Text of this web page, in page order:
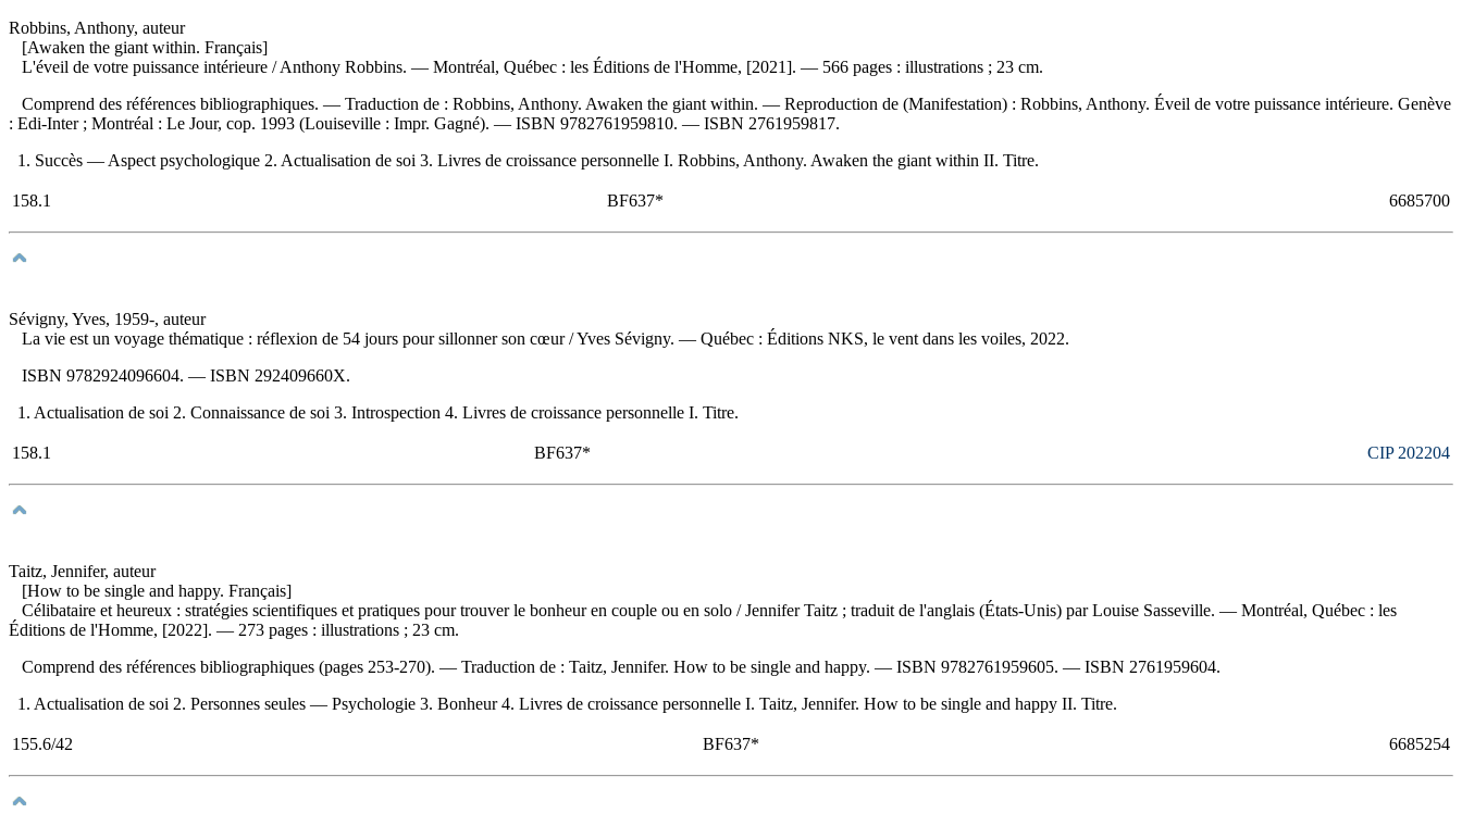
Robbins, Anthony, auteur
[Awaken the giant within. Français]
L'éveil de votre puissance intérieure / Anthony Robbins. — Montréal, Québec : les Éditions de l'Homme, [2021]. — 566 pages : illustrations ; 23 cm.
Comprend des références bibliographiques. — Traduction de : Robbins, Anthony. Awaken the giant within. — Reproduction de (Manifestation) : Robbins, Anthony. Éveil de votre puissance intérieure. Genève
: Edi-Inter ; Montréal : Le Jour, cop. 1993 (Louiseville : Impr. Gagné). — ISBN 9782761959810. — ISBN 2761959817.
1. Succès — Aspect psychologique 2. Actualisation de soi 3. Livres de croissance personnelle I. Robbins, Anthony. Awaken the giant within II. Titre.
158.1 BF637* 6685700
Sévigny, Yves, 1959-, auteur
La vie est un voyage thématique : réflexion de 54 jours pour sillonner son cœur/ Yves Sévigny. — Québec : Éditions NKS, le vent dans les voiles, 2022.
ISBN 9782924096604. — ISBN 292409660X.
1. Actualisation de soi 2. Connaissance de soi 3. Introspection 4. Livres de croissance personnelle I. Titre.
158.1 BF637* CIP 202204
Taitz, Jennifer, auteur
[How to be single and happy. Français]
Célibataire et heureux : stratégies scientifiques et pratiques pour trouver le bonheur en couple ou en solo / Jennifer Taitz ; traduit de l'anglais (États-Unis) par Louise Sasseville. — Montréal, Québec : les
Éditions de l'Homme, [2022]. — 273 pages : illustrations ; 23 cm.
Comprend des références bibliographiques (pages 253-270). — Traduction de : Taitz, Jennifer. How to be single and happy. — ISBN 9782761959605. — ISBN 2761959604.
1. Actualisation de soi 2. Personnes seules — Psychologie 3. Bonheur 4. Livres de croissance personnelle I. Taitz, Jennifer. How to be single and happy II. Titre.
155.6/42 BF637* 6685254